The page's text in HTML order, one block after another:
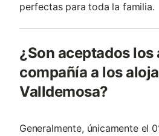
perfectas para toda la familia.
¿Son aceptados los
compañía a los
Valldemosa?
Generalmente, únicamente el